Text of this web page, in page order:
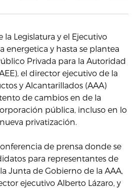
Legislatura y el Ejecutivo
energetica y hasta se plantea
Privada para la Autoridad
el director ejecutivo de la
y Alcantarillados (AAA)
de cambios en de la
pública, incluso en lo
privatización.
de prensa donde se
para representantes de
Junta de Gobierno de la AAA,
ejecutivo Alberto Lázaro, y